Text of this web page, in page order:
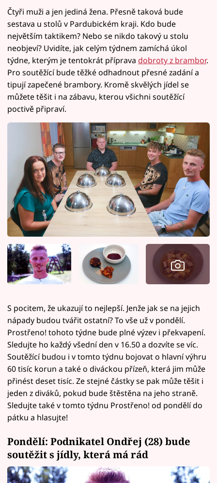
Čtyři muži a jen jediná žena. Přesně taková bude
sestava u stolů v Pardubickém kraji. Kdo bude
největším taktikem? Nebo se nikdo takový u stolu
neobjeví? Uvidíte, jak celým týdnem zamíchá úkol
týdne, kterým je tentokrát příprava dobroty z brambor.
Pro soutěžící bude těžké odhadnout přesné zadání a
tipují zapečené brambory. Kromě skvělých jídel se
můžete těšit i na zábavu, kterou všichni soutěžící
poctivě připraví.
S pocitem, že ukazují to nejlepší. Jenže jak se na jejich
nápady budou tvářit ostatní? To vše už v pondělí.
Prostřeno! tohoto týdne bude plné výzev i překvapení.
Sledujte ho každý všední den v 16.50 a dozvíte se víc.
Soutěžící budou i v tomto týdnu bojovat o hlavní výhru
60 tisíc korun a také o diváckou přízeň, která jim může
přinést deset tisíc. Ze stejné částky se pak může těšit i
jeden z diváků, pokud bude štěstěna na jeho straně.
Sledujte také v tomto týdnu Prostřeno! od pondělí do
pátku a hlasujte!
Pondělí: Podnikatel Ondřej (28) bude
soutěžit s jídly, která má rád